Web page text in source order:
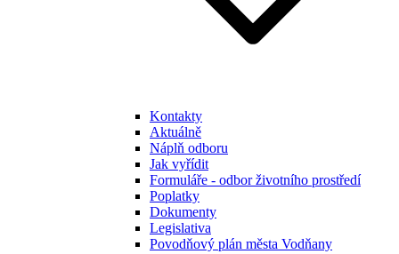
Kontakty
Aktuálně
Náplň odboru
Jak vyřídit
Formuláře - odbor životního prostředí
Poplatky
Dokumenty
Legislativa
Povodňový plán města Vodňany